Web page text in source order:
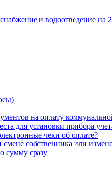
и водоотведение на
на оплату
для установки прибора
чеки об оплате?
собственника или
сумму сразу